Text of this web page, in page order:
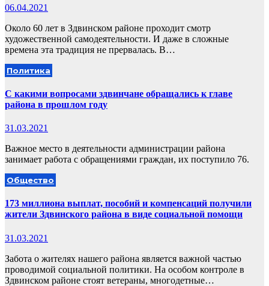
06.04.2021
Около 60 лет в Здвинском районе проходит смотр
художественной самодеятельности. И даже в сложные
времена эта традиция не прервалась. В…
Политика
С какими вопросами здвинчане обращались к главе
района в прошлом году
31.03.2021
Важное место в деятельности администрации района
занимает работа с обращениями граждан, их поступило 76.
Общество
173 миллиона выплат, пособий и компенсаций получили
жители Здвинского района в виде социальной помощи
31.03.2021
Забота о жителях нашего района является важной частью
проводимой социальной политики. На особом контроле в
Здвинском районе стоят ветераны, многодетные…